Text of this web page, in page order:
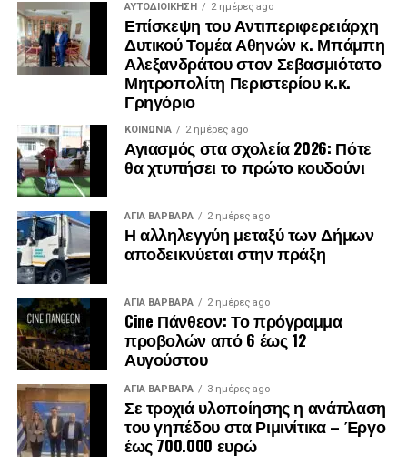
ΑΥΤΟΔΙΟΊΚΗΣΗ 2 ημέρες ago
Επίσκεψη του Αντιπεριφερειάρχη
Δυτικού Τομέα Αθηνών κ. Μπάμπη
Αλεξανδράτου στον Σεβασμιότατο
Μητροπολίτη Περιστερίου κ.κ.
Γρηγόριο
ΚΟΙΝΩΝΊΑ 2 ημέρες ago
Αγιασμός στα σχολεία 2026: Πότε
θα χτυπήσει το πρώτο κουδούνι
ΑΓΙΑ ΒΑΡΒΑΡΑ 2 ημέρες ago
Η αλληλεγγύη μεταξύ των Δήμων
αποδεικνύεται στην πράξη
ΑΓΙΑ ΒΑΡΒΑΡΑ 2 ημέρες ago
Cine Πάνθεον: Το πρόγραμμα
προβολών από 6 έως 12
Αυγούστου
ΑΓΙΑ ΒΑΡΒΑΡΑ 3 ημέρες ago
Σε τροχιά υλοποίησης η ανάπλαση
του γηπέδου στα Ριμινίτικα – Έργο
έως 700.000 ευρώ